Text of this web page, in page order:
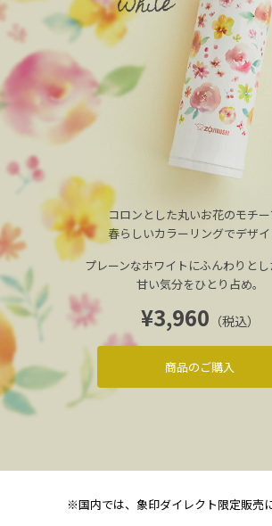
コロンとした丸いお花のモチー
春らしいカラーリングでデザイ
プレーンなホワイトにふんわりと
甘い気分をひとり占め。
¥3,960 （税込）
商品のご購入
※国内では、象印ダイレクト限定販売に